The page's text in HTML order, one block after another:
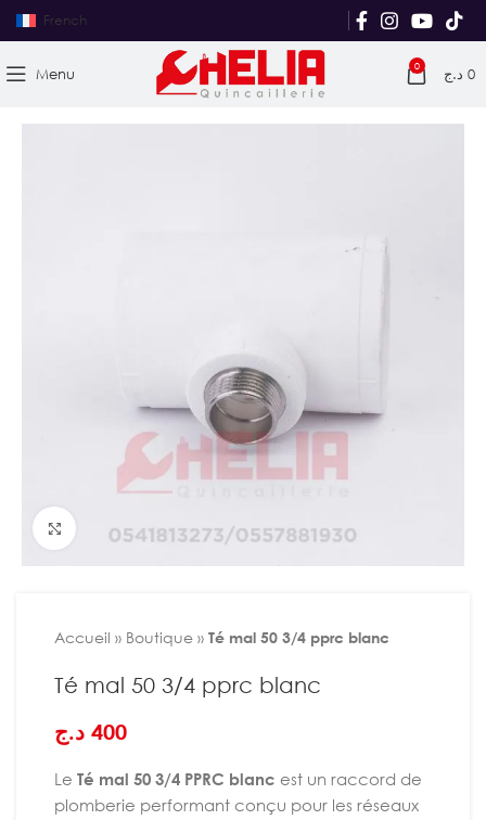
French
Menu 0 0 د.ج
Agrandir
Accueil » Boutique » Té mal 50 3/4 pprc blanc
Té mal 50 3/4 pprc blanc
400 د.ج
Le Té mal 50 3/4 PPRC blanc est un raccord de
plomberie performant conçu pour les réseaux